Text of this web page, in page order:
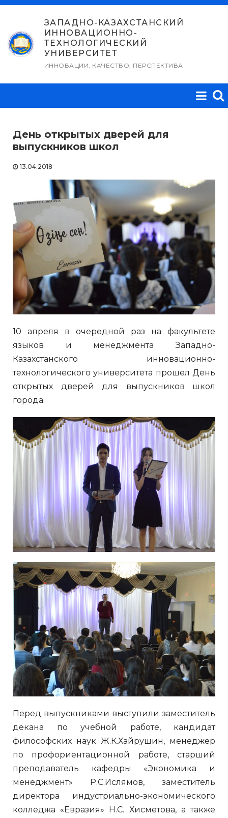
Перейти
содержимому
ЗАПАДНО-КАЗАХСТАНСКИЙ
ИННОВАЦИОННО-
ТЕХНОЛОГИЧЕСКИЙ
УНИВЕРСИТЕТ
ИННОВАЦИИ, КАЧЕСТВО, ПЕРСПЕКТИВА
День открытых дверей для
выпускников школ
13.04.2018
10 апреля в очередной раз на факультете
языков и менеджмента Западно-
Казахстанского инновационно-
технологического университета прошел День
открытых дверей для выпускников школ
города.
Перед выпускниками выступили заместитель
декана по учебной работе, кандидат
философских наук Ж.К.Хайрушин, менеджер
по профориентационной работе, старший
преподаватель кафедры «Экономика и
менеджмент» Р.С.Ислямов, заместитель
директора индустриально-экономического
колледжа «Евразия» Н.С. Хисметова, а также